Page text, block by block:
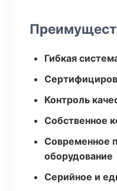
Гибкая
Контроль
Собственное
Современное
оборудование
Серийное и